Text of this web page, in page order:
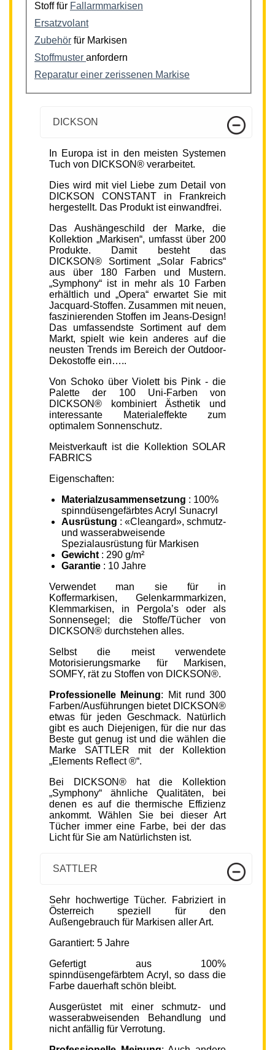
Stoff für Fallarmmarkisen
Ersatzvolant
Zubehör für Markisen
Stoffmuster anfordern
Reparatur einer zerissenen Markise
DICKSON
In Europa ist in den meisten Systemen
Tuch von DICKSON® verarbeitet.
Dies wird mit viel Liebe zum Detail von
DICKSON CONSTANT in Frankreich
hergestellt. Das Produkt ist einwandfrei.
Das Aushängeschild der Marke, die
Kollektion „Markisen“, umfasst über 200
Produkte. Damit besteht das
DICKSON® Sortiment „Solar Fabrics“
aus über 180 Farben und Mustern.
„Symphony“ ist in mehr als 10 Farben
erhältlich und „Opera“ erwartet Sie mit
Jacquard-Stoffen. Zusammen mit neuen,
faszinierenden Stoffen im Jeans-Design!
Das umfassendste Sortiment auf dem
Markt, spielt wie kein anderes auf die
neusten Trends im Bereich der Outdoor-
Dekostoffe ein…..
Von Schoko über Violett bis Pink - die
Palette der 100 Uni-Farben von
DICKSON® kombiniert Ästhetik und
interessante Materialeffekte zum
optimalem Sonnenschutz.
Meistverkauft ist die Kollektion SOLAR
FABRICS
Eigenschaften:
Materialzusammensetzung : 100%
spinndüsengefärbtes Acryl Sunacryl
Ausrüstung : «Cleangard», schmutz-
und wasserabweisende
Spezialausrüstung für Markisen
Gewicht : 290 g/m²
Garantie : 10 Jahre
Verwendet man sie für in
Koffermarkisen, Gelenkarmmarkizen,
Klemmarkisen, in Pergola’s oder als
Sonnensegel; die Stoffe/Tücher von
DICKSON® durchstehen alles.
Selbst die meist verwendete
Motorisierungsmarke für Markisen,
SOMFY, rät zu Stoffen von DICKSON®.
Professionelle Meinung: Mit rund 300
Farben/Ausführungen bietet DICKSON®
etwas für jeden Geschmack. Natürlich
gibt es auch Diejenigen, für die nur das
Beste gut genug ist und die wählen die
Marke SATTLER mit der Kollektion
„Elements Reflect ®“.
Bei DICKSON® hat die Kollektion
„Symphony“ ähnliche Qualitäten, bei
denen es auf die thermische Effizienz
ankommt. Wählen Sie bei dieser Art
Tücher immer eine Farbe, bei der das
Licht für Sie am Natürlichsten ist.
SATTLER
Sehr hochwertige Tücher. Fabriziert in
Österreich speziell für den
Außengebrauch für Markisen aller Art.
Garantiert: 5 Jahre
Gefertigt aus 100%
spinndüsengefärbtem Acryl, so dass die
Farbe dauerhaft schön bleibt.
Ausgerüstet mit einer schmutz- und
wasserabweisenden Behandlung und
nicht anfällig für Verrotung.